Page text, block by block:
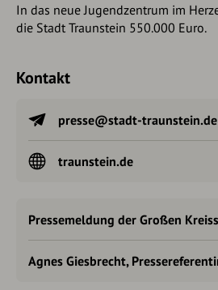
In das neue Jugendzentrum im
die Stadt Traunstein 550.000 Euro.
Kontakt
presse@stadt-traunstein.de
traunstein.de
Pressemeldung der Großen
Agnes Giesbrecht,